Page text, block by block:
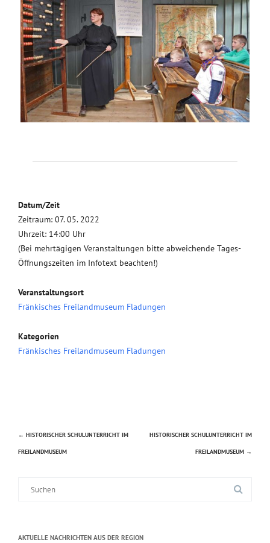
Datum/Zeit
Zeitraum: 07. 05. 2022
Uhrzeit: 14:00 Uhr
(Bei mehrtägigen Veranstaltungen bitte abweichende Tages-
Öffnungszeiten im Infotext beachten!)
Veranstaltungsort
Fränkisches Freilandmuseum Fladungen
Kategorien
Fränkisches Freilandmuseum Fladungen
Beitragsnavigation
← HISTORISCHER SCHULUNTERRICHT IM
FREILANDMUSEUM
HISTORISCHER SCHULUNTERRICHT IM
FREILANDMUSEUM →
AKTUELLE NACHRICHTEN AUS DER REGION